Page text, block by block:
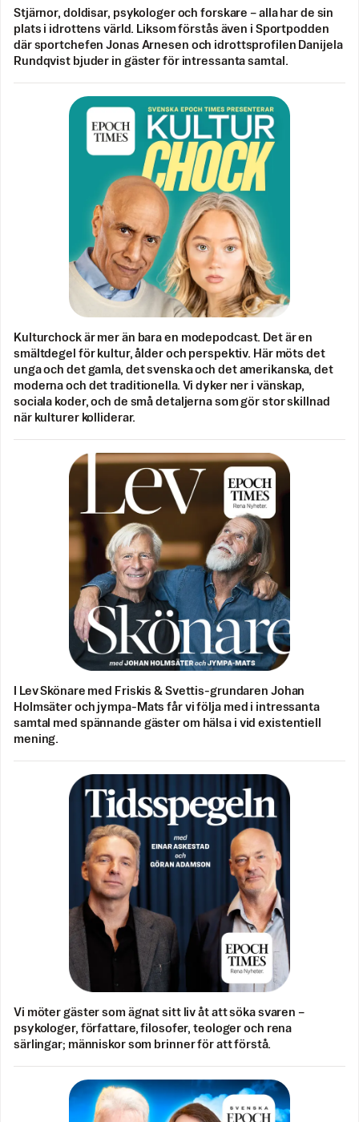
Stjärnor, doldisar, psykologer och forskare – alla har de sin
plats i idrottens värld. Liksom förstås även i Sportpodden
där sportchefen Jonas Arnesen och idrottsprofilen Danijela
Rundqvist bjuder in gäster för intressanta samtal.
Kulturchock är mer än bara en modepodcast. Det är en
smältdegel för kultur, ålder och perspektiv. Här möts det
unga och det gamla, det svenska och det amerikanska, det
moderna och det traditionella. Vi dyker ner i vänskap,
sociala koder, och de små detaljerna som gör stor skillnad
när kulturer kolliderar.
I Lev Skönare med Friskis & Svettis-grundaren Johan
Holmsäter och jympa-Mats får vi följa med i intressanta
samtal med spännande gäster om hälsa i vid existentiell
mening.
Vi möter gäster som ägnat sitt liv åt att söka svaren –
psykologer, författare, filosofer, teologer och rena
särlingar; människor som brinner för att förstå.